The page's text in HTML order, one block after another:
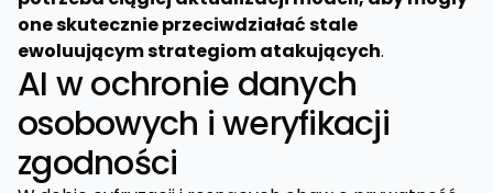
one skutecznie przeciwdziałać stale
ewoluującym strategiom atakujących.
AI w ochronie danych
osobowych i weryfikacji
zgodności